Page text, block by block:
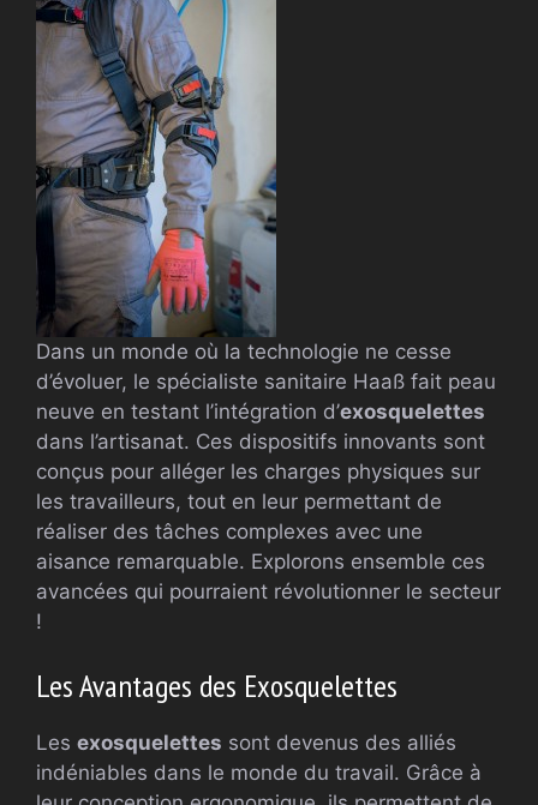
Dans un monde où la technologie ne cesse
d’évoluer, le spécialiste sanitaire Haaß fait peau
neuve en testant l’intégration d’exosquelettes
dans l’artisanat. Ces dispositifs innovants sont
conçus pour alléger les charges physiques sur
les travailleurs, tout en leur permettant de
réaliser des tâches complexes avec une
aisance remarquable. Explorons ensemble ces
avancées qui pourraient révolutionner le secteur
!
Les Avantages des Exosquelettes
Les exosquelettes sont devenus des alliés
indéniables dans le monde du travail. Grâce à